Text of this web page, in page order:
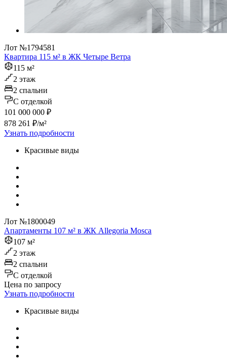
Лот №1794581
Квартира 115 м² в ЖК Четыре Ветра
115 м²
2 этаж
2 спальни
C отделкой
101 000 000 ₽
878 261 ₽/м²
Узнать подробности
Красивые виды
Лот №1800049
Апартаменты 107 м² в ЖК Allegoria Mosca
107 м²
2 этаж
2 спальни
C отделкой
Цена по запросу
Узнать подробности
Красивые виды